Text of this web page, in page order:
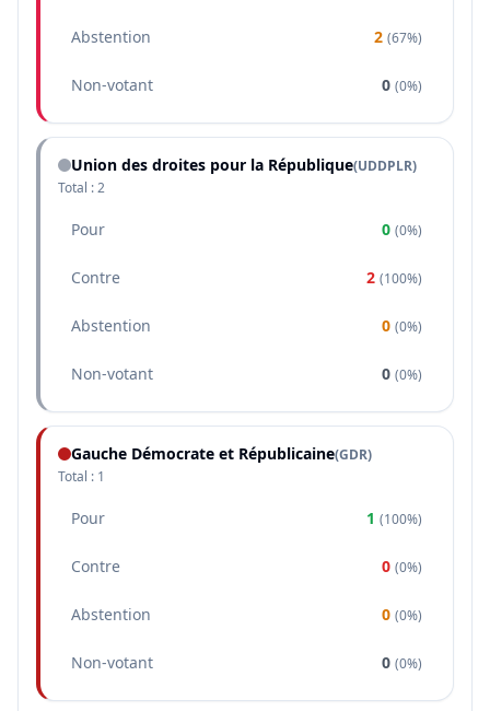
Abstention 2 (67%)
Non-votant 0 (0%)
Union des droites pour la République(UDDPLR)
Total :2
Pour 0 (0%)
Contre 2 (100%)
Abstention 0 (0%)
Non-votant 0 (0%)
Gauche Démocrate et Républicaine(GDR)
Total : 1
Pour 1 (100%)
Contre 0 (0%)
Abstention 0 (0%)
Non-votant 0 (0%)